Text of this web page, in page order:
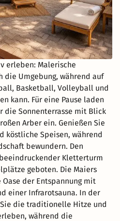
erleben: Malerische
die Umgebung, während auf
Basketball, Volleyball und
kann. Für eine Pause laden
die Sonnenterrasse mit Blick
Arber ein. Genießen Sie
köstliche Speisen, während
bewundern. Den
Kletterturm
geboten. Die Maiers
der Entspannung mit
einer Infrarotsauna. In der
die traditionelle Hitze und
während die